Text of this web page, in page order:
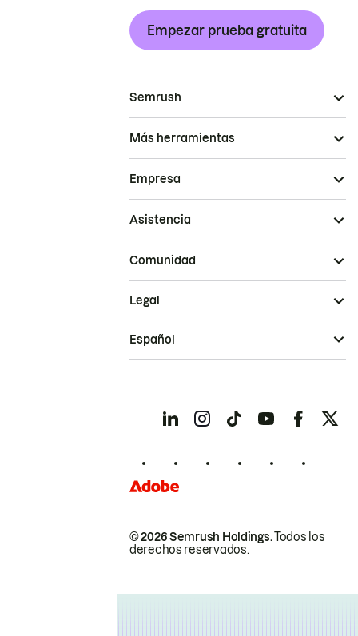
Empezar prueba gratuita
Semrush
Más herramientas
Empresa
Asistencia
Comunidad
© 2026 Semrush Holdings.Todos los
derechos reservados.
Legal
Español